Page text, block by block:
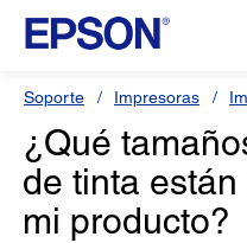
Soporte Impresoras
¿Qué
de tinta
mi producto?